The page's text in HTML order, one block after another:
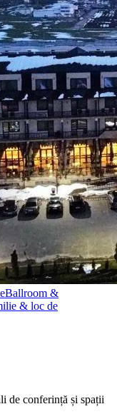
Ballroom &
& loc de
de conferință și spații